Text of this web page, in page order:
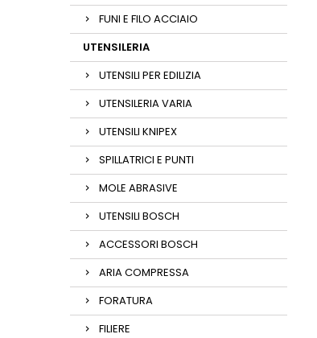
FUNI E FILO ACCIAIO
UTENSILERIA
UTENSILI PER EDILIZIA
UTENSILERIA VARIA
UTENSILI KNIPEX
SPILLATRICI E PUNTI
MOLE ABRASIVE
UTENSILI BOSCH
ACCESSORI BOSCH
ARIA COMPRESSA
FORATURA
FILIERE